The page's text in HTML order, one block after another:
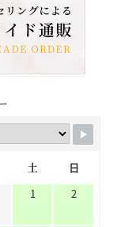
土
日
1
2